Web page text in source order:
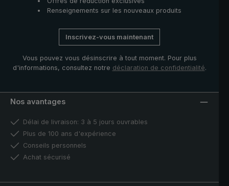
Renseignements sur les nouveaux produits
Inscrivez-vous maintenant
Vous pouvez vous désinscrire à tout moment. Pour plus
d'informations, consultez notre déclaration de confidentialité.
Nos avantages
Délai de livraison: 3 à 5 jours ouvrables
Plus de 100 ans d'expérience
Conseils personnels
Achat sécurisé